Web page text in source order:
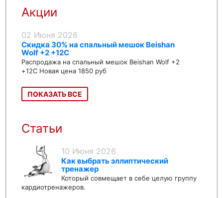
Акции
02 Июня 2026
Скидка 30% на спальный мешок Beishan
Wolf +2 +12C
Распродажа на спальный мешок Beishan Wolf +2
+12C Новая цена 1850 руб
ПОКАЗАТЬ ВСЕ
Статьи
10 Июня 2026
Как выбрать эллиптический
тренажер
Который совмещает в себе целую группу
кардиотренажеров.